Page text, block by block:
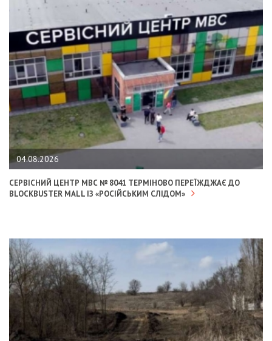
04.08.2026
СЕРВІСНИЙ ЦЕНТР МВС № 8041 ТЕРМІНОВО ПЕРЕЇЖДЖАЄ ДО
BLOCKBUSTER MALL ІЗ «РОСІЙСЬКИМ СЛІДОМ»